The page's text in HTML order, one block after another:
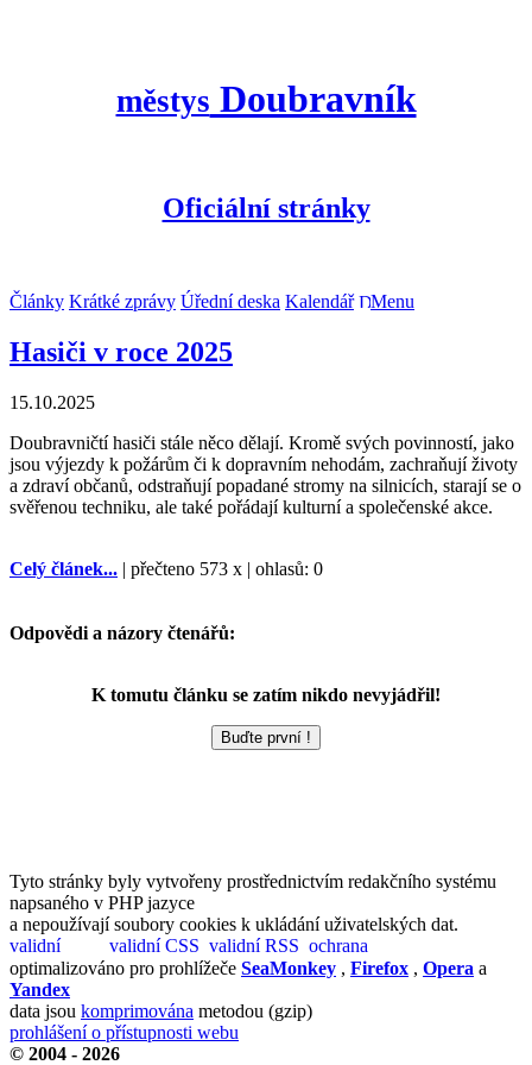
městys Doubravník
Oficiální stránky
Články Krátké zprávy Úřední deska Kalendář Menu
Hasiči v roce 2025
15.10.2025
Doubravničtí hasiči stále něco dělají. Kromě svých povinností, jako
jsou výjezdy k požárům či k dopravním nehodám, zachraňují životy
a zdraví občanů, odstraňují popadané stromy na silnicích, starají se o
svěřenou techniku, ale také pořádají kulturní a společenské akce.
Celý článek... | přečteno 573 x | ohlasů: 0
Odpovědi a názory čtenářů:
K tomutu článku se zatím nikdo nevyjádřil!
Tyto stránky byly vytvořeny prostřednictvím redakčního systému
napsaného v PHP jazyce
a nepoužívají soubory cookies k ukládání uživatelských dat.
optimalizováno pro prohlížeče SeaMonkey , Firefox , Opera a
Yandex
data jsou komprimována metodou (gzip)
prohlášení o přístupnosti webu
© 2004 - 2026